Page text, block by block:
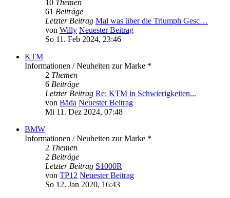
10 Themen
61 Beiträge
Letzter Beitrag Mal was über die Triumph Gesc…
von Willy Neuester Beitrag
So 11. Feb 2024, 23:46
KTM
Informationen / Neuheiten zur Marke *
2 Themen
6 Beiträge
Letzter Beitrag Re: KTM in Schwierigkeiten...
von Bäda Neuester Beitrag
Mi 11. Dez 2024, 07:48
BMW
Informationen / Neuheiten zur Marke *
2 Themen
2 Beiträge
Letzter Beitrag S1000R
von TP12 Neuester Beitrag
So 12. Jan 2020, 16:43